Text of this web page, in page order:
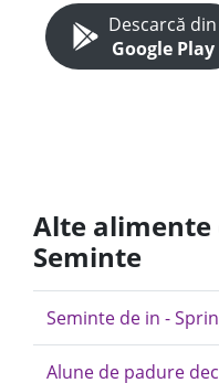
Descarcă din
Google Play
Alte alimente
Seminte
Seminte de in -
Alune de padure